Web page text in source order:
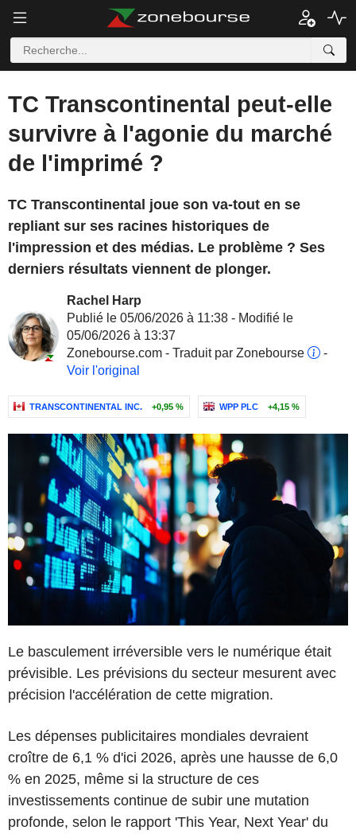
TC Transcontinental peut-elle
survivre à l'agonie du marché
de l'imprimé ?
TC Transcontinental joue son va-tout en se
repliant sur ses racines historiques de
l'impression et des médias. Le problème ? Ses
derniers résultats viennent de plonger.
Rachel Harp
Publié le 05/06/2026 à 11:38 - Modifié le
05/06/2026 à 13:37
Zonebourse.com - Traduit par Zonebourse
-
Voir l'original
TRANSCONTINENTAL INC. +0,95 % WPP PLC +4,15 %
Le basculement irréversible vers le numérique était
prévisible. Les prévisions du secteur mesurent avec
précision l'accélération de cette migration.
Les dépenses publicitaires mondiales devraient
croître de 6,1 % d'ici 2026, après une hausse de 6,0
% en 2025, même si la structure de ces
investissements continue de subir une mutation
profonde, selon le rapport 'This Year, Next Year' du